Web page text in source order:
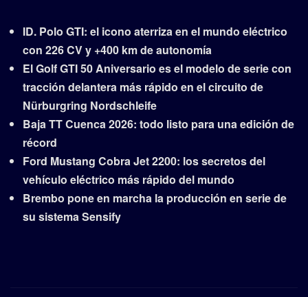
ID. Polo GTI: el icono aterriza en el mundo eléctrico
con 226 CV y +400 km de autonomía
El Golf GTI 50 Aniversario es el modelo de serie con
tracción delantera más rápido en el circuito de
Nürburgring Nordschleife
Baja TT Cuenca 2026: todo listo para una edición de
récord
Ford Mustang Cobra Jet 2200: los secretos del
vehículo eléctrico más rápido del mundo
Brembo pone en marcha la producción en serie de
su sistema Sensify